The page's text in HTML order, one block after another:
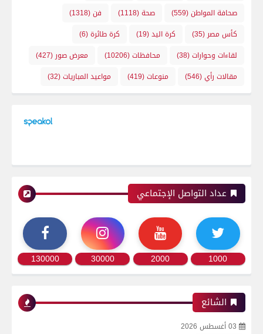
صحافة المواطن(559) صحة(1118) فن(1318)
كأس مصر(35) كرة اليد(19) كرة طائرة(6)
لقاءات وحوارات(38) محافظات(10206) معرض صور(427)
مقالات رأي(546) منوعات(419) مواعيد المباريات(32)
عداد التواصل الإجتماعي
1000
2000
30000
130000
الشائع
03 أغسطس 2026